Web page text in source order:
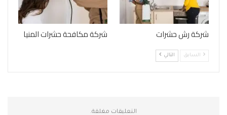
شركة رش حشرات شركة مكافحة حشرات المنيا
السابق التالي
التعليقات مغلقة.